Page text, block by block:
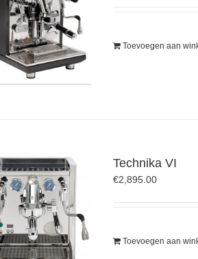
Toevoegen aan
Technika VI
€2,895.00
Toevoegen aan